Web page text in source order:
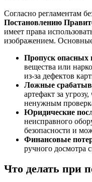
Согласно регламентам
Постановлению
имеет права
изображением.
Пропуск опасных
вещества или
из-за дефектов
Ложные
артефакт за
ненужным
Юридические
неисправного
безопасности и
Финансовые
ручного досмотра
Что делать при